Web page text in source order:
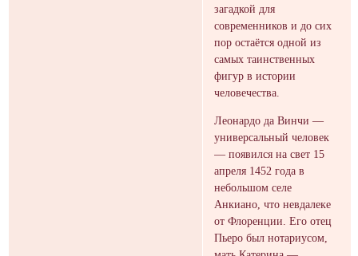
загадкой для
современников и до сих
пор остаётся одной из
самых таинственных
фигур в истории
человечества.
Леонардо да Винчи —
универсальный человек
— появился на свет 15
апреля 1452 года в
небольшом селе
Анкиано, что невдалеке
от Флоренции. Его отец
Пьеро был нотариусом,